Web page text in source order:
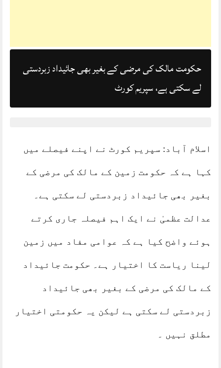
حکومت مالک کی مرضی کے بغیر بھی جائیداد زبردستی
لے سکتی ہے، سپریم کورٹ
اسلام آباد: سپریم کورٹ نے اپنے فیصلے میں
کہا ہے کہ حکومت زمین کے مالک کی مرضی کے
بغیر بھی جائیداد زبردستی لے سکتی ہے۔
عدالت عظمیٰ نے ایک اہم فیصلہ جاری کرتے
ہوئے واضح کیا ہے کہ عوامی مفاد میں زمین
لینا ریاست کا اختیار ہے۔ حکومت جائیداد
کے مالک کی مرضی کے بغیر بھی جائیداد
زبردستی لے سکتی ہے لیکن یہ حکومتی اختیار
مطلق نہیں ۔